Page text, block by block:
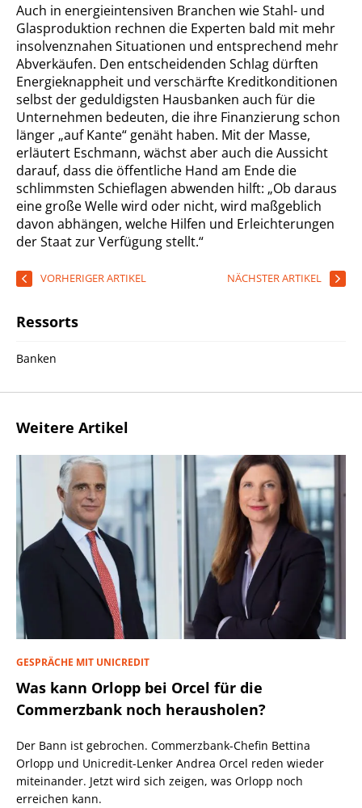
Auch in energieintensiven Branchen wie Stahl- und
Glasproduktion rechnen die Experten bald mit mehr
insolvenznahen Situationen und entsprechend mehr
Abverkäufen. Den entscheidenden Schlag dürften
Energieknappheit und verschärfte Kreditkonditionen
selbst der geduldigsten Hausbanken auch für die
Unternehmen bedeuten, die ihre Finanzierung schon
länger „auf Kante“ genäht haben. Mit der Masse,
erläutert Eschmann, wächst aber auch die Aussicht
darauf, dass die öffentliche Hand am Ende die
schlimmsten Schieflagen abwenden hilft: „Ob daraus
eine große Welle wird oder nicht, wird maßgeblich
davon abhängen, welche Hilfen und Erleichterungen
der Staat zur Verfügung stellt.“
VORHERIGER ARTIKEL NÄCHSTER ARTIKEL
Ressorts
Banken
Weitere Artikel
GESPRÄCHE MIT UNICREDIT
Was kann Orlopp bei Orcel für die
Commerzbank noch herausholen?
Der Bann ist gebrochen. Commerzbank-Chefin Bettina
Orlopp und Unicredit-Lenker Andrea Orcel reden wieder
miteinander. Jetzt wird sich zeigen, was Orlopp noch
erreichen kann.